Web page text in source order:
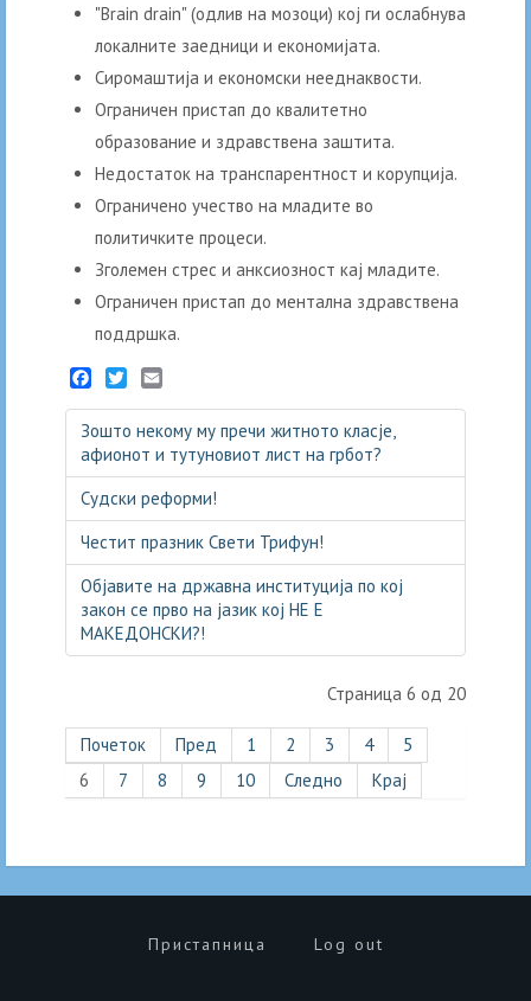
"Brain drain" (одлив на мозоци) кој ги ослабнува
локалните заедници и економијата.
Сиромаштија и економски нееднаквости.
Ограничен пристап до квалитетно
образование и здравствена заштита.
Недостаток на транспарентност и корупција.
Ограничено учество на младите во
политичките процеси.
Зголемен стрес и анксиозност кај младите.
Ограничен пристап до ментална здравствена
поддршка.
Зошто некому му пречи житното класје,
афионот и тутуновиот лист на грбот?
Судски реформи!
Честит празник Свети Трифун!
Објавите на државна институција по кој
закон се прво на јазик кој НЕ Е
МАКЕДОНСКИ?!
Страница 6 од 20
Почеток Пред 1 2 3 4
5
6
7 8 9 10 Следно Крај
Пристапница Log out